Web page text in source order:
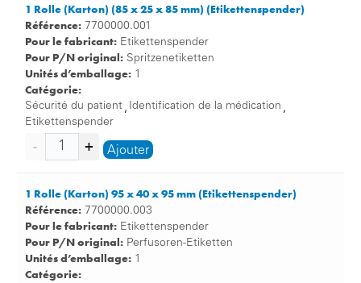
1 Rolle (Karton) (85 x 25 x 85 mm) (Etikettenspender)
Référence: 7700000.001
Pour le fabricant: Etikettenspender
Pour P/N original: Spritzenetiketten
Unités d’emballage: 1
Catégorie:
Sécurité du patient , Identification de la médication ,
Etikettenspender
Ajouter
1 Rolle (Karton) 95 x 40 x 95 mm (Etikettenspender)
Référence: 7700000.003
Pour le fabricant: Etikettenspender
Pour P/N original: Perfusoren-Etiketten
Unités d’emballage: 1
Catégorie: